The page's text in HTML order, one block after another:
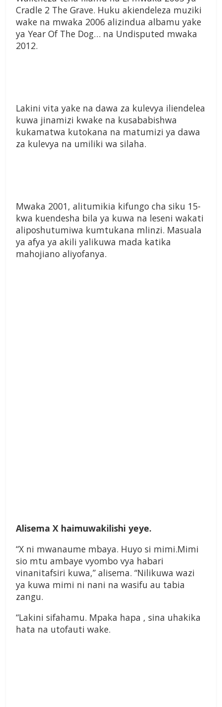
Cradle 2 The Grave. Huku akiendeleza muziki
wake na mwaka 2006 alizindua albamu yake
ya Year Of The Dog… na Undisputed mwaka
2012.
Lakini vita yake na dawa za kulevya iliendelea
kuwa jinamizi kwake na kusababishwa
kukamatwa kutokana na matumizi ya dawa
za kulevya na umiliki wa silaha.
Mwaka 2001, alitumikia kifungo cha siku 15-
kwa kuendesha bila ya kuwa na leseni wakati
aliposhutumiwa kumtukana mlinzi. Masuala
ya afya ya akili yalikuwa mada katika
mahojiano aliyofanya.
Alisema X haimuwakilishi yeye.
“X ni mwanaume mbaya. Huyo si mimi.Mimi
sio mtu ambaye vyombo vya habari
vinanitafsiri kuwa,” alisema. “Nilikuwa wazi
ya kuwa mimi ni nani na wasifu au tabia
zangu.
“Lakini sifahamu. Mpaka hapa , sina uhakika
hata na utofauti wake.